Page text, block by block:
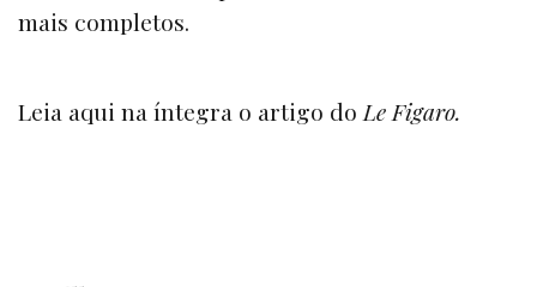
mais completos.
Leia aqui na íntegra o artigo do Le Figaro.